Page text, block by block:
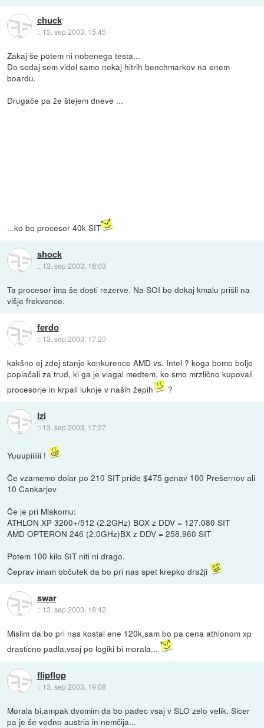
chuck
:: 13. sep 2003, 15:45
Zakaj še potem ni nobenega testa...
Do sedaj sem videl samo nekaj hitrih benchmarkov na enem
boardu.
Drugače pa že štejem dneve ...
...ko bo procesor 40k SIT
shock
:: 13. sep 2003, 16:03
Ta procesor ima še dosti rezerve. Na SOI bo dokaj kmalu prišli na
višje frekvence.
ferdo
:: 13. sep 2003, 17:20
kakšno ej zdej stanje konkurence AMD vs. Intel ? koga bomo bolje
poplačali za trud, ki ga je vlagal medtem, ko smo mrzlično kupovali
procesorje in krpali luknje v naših žepih
?
Izi
:: 13. sep 2003, 17:27
Yuuupiiiiii !
Če vzamemo dolar po 210 SIT pride $475 genav 100 Prešernov ali
10 Cankarjev
Če je pri Mlakomu:
ATHLON XP 3200+/512 (2.2GHz) BOX z DDV = 127.080 SIT
AMD OPTERON 246 (2.0GHz)BX z DDV = 258.960 SIT
Potem 100 kilo SIT niti ni drago.
Čeprav imam občutek da bo pri nas spet krepko dražji
swar
:: 13. sep 2003, 18:42
Mislim da bo pri nas kostal ene 120k,sam bo pa cena athlonom xp
drasticno padla,vsaj po logiki bi morala...
flipflop
:: 13. sep 2003, 19:08
Morala bi,ampak dvomim da bo padec vsaj v SLO zelo velik. Sicer
pa je še vedno austria in nemčija...